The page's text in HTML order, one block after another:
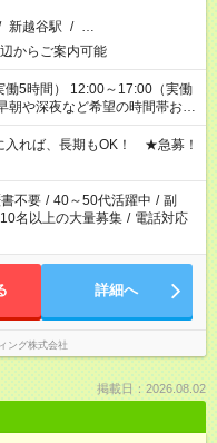
新越谷駅 / …
からご案内可能
5時間） 12:00～17:00（実働
アリングもしますので、ご安
れば、長期もOK！ ★急募！
不要 / 40～50代活躍中 / 副
10名以上の大量募集 / 電話対応
詳細へ
ング株式会社
掲載日：2026.08.02